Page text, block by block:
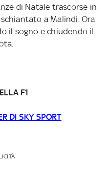
di Natale trascorse in
a Malindi. Ora
il sogno e chiudendo il
F1
DI SKY SPORT